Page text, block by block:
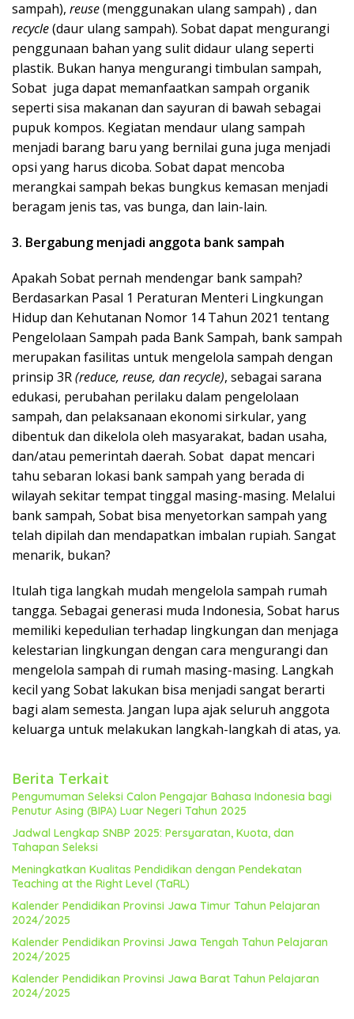
sampah), reuse(menggunakan ulang sampah) , dan
recycle(daur ulang sampah). Sobat dapat mengurangi
penggunaan bahan yang sulit didaur ulang seperti
plastik. Bukan hanya mengurangi timbulan sampah,
Sobat juga dapat memanfaatkan sampah organik
seperti sisa makanan dan sayuran di bawah sebagai
pupuk kompos. Kegiatan mendaur ulang sampah
menjadi barang baru yang bernilai guna juga menjadi
opsi yang harus dicoba. Sobat dapat mencoba
merangkai sampah bekas bungkus kemasan menjadi
beragam jenis tas, vas bunga, dan lain-lain.
3. Bergabung menjadi anggota bank sampah
Apakah Sobat pernah mendengar bank sampah?
Berdasarkan Pasal 1 Peraturan Menteri Lingkungan
Hidup dan Kehutanan Nomor 14 Tahun 2021 tentang
Pengelolaan Sampah pada Bank Sampah, bank sampah
merupakan fasilitas untuk mengelola sampah dengan
prinsip 3R(reduce, reuse, dan recycle), sebagai sarana
edukasi, perubahan perilaku dalam pengelolaan
sampah, dan pelaksanaan ekonomi sirkular, yang
dibentuk dan dikelola oleh masyarakat, badan usaha,
dan/atau pemerintah daerah. Sobat dapat mencari
tahu sebaran lokasi bank sampah yang berada di
wilayah sekitar tempat tinggal masing-masing. Melalui
bank sampah, Sobat bisa menyetorkan sampah yang
telah dipilah dan mendapatkan imbalan rupiah. Sangat
menarik, bukan?
Itulah tiga langkah mudah mengelola sampah rumah
tangga. Sebagai generasi muda Indonesia, Sobat harus
memiliki kepedulian terhadap lingkungan dan menjaga
kelestarian lingkungan dengan cara mengurangi dan
mengelola sampah di rumah masing-masing. Langkah
kecil yang Sobat lakukan bisa menjadi sangat berarti
bagi alam semesta. Jangan lupa ajak seluruh anggota
keluarga untuk melakukan langkah-langkah di atas, ya.
Berita Terkait
Pengumuman Seleksi Calon Pengajar Bahasa Indonesia bagi
Penutur Asing (BIPA) Luar Negeri Tahun 2025
Jadwal Lengkap SNBP 2025: Persyaratan, Kuota, dan
Tahapan Seleksi
Meningkatkan Kualitas Pendidikan dengan Pendekatan
Teaching at the Right Level (TaRL)
Kalender Pendidikan Provinsi Jawa Timur Tahun Pelajaran
2024/2025
Kalender Pendidikan Provinsi Jawa Tengah Tahun Pelajaran
2024/2025
Kalender Pendidikan Provinsi Jawa Barat Tahun Pelajaran
2024/2025